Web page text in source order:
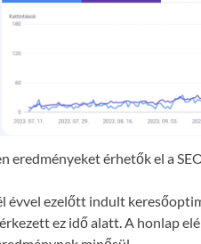
eredményeket érhetők el a
évvel ezelőtt indult
ez idő alatt. A honlap